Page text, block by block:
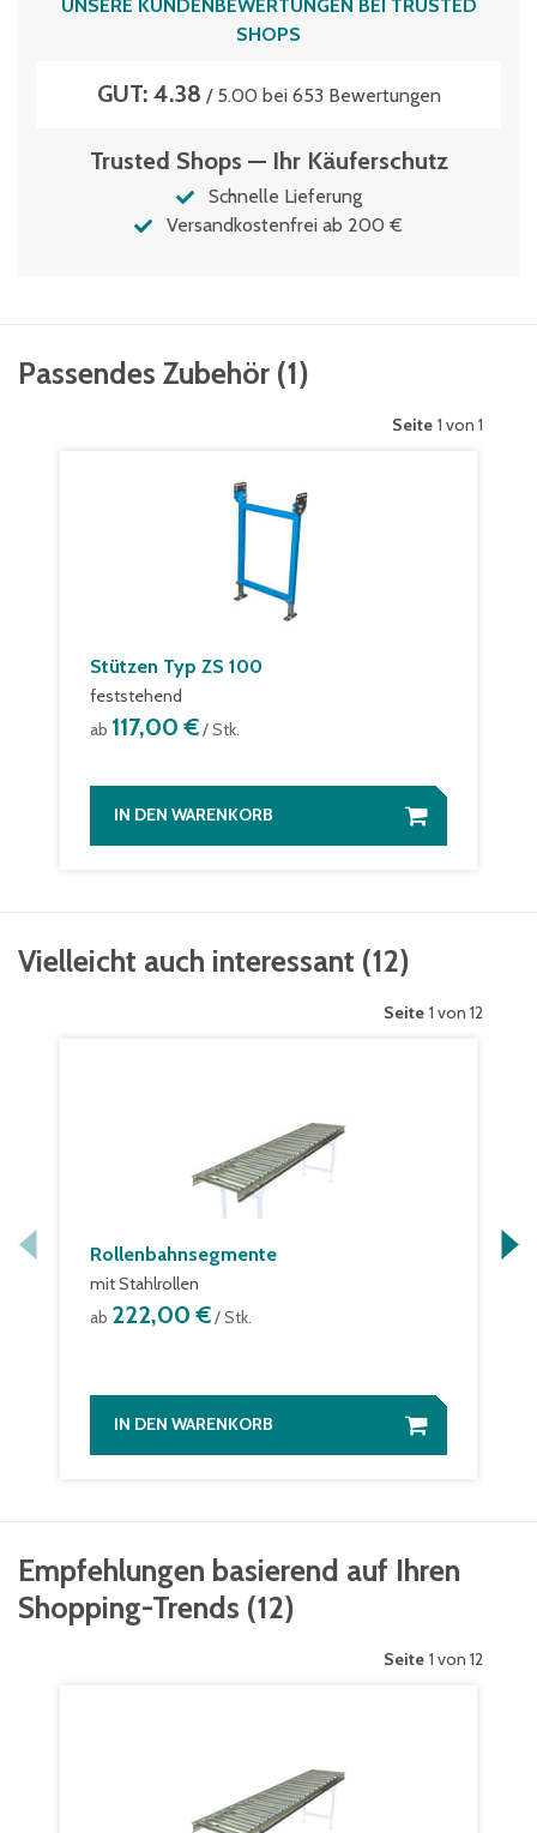
UNSERE KUNDENBEWERTUNGEN BEI TRUSTED
SHOPS
GUT: 4.38 / 5.00 bei 653 Bewertungen
Trusted Shops — Ihr Käuferschutz
Schnelle Lieferung
Versandkostenfrei ab 200 €
Passendes Zubehör (1)
Seite 1 von 1
Stützen Typ ZS 100
feststehend
ab 117,00 €/ Stk.
IN DEN WARENKORB
Vielleicht auch interessant (12)
Seite 1 von 12
Rollenbahnsegmente
mit Stahlrollen
ab 222,00 €/ Stk.
IN DEN WARENKORB
Empfehlungen basierend auf Ihren
Shopping-Trends (12)
Seite 1 von 12